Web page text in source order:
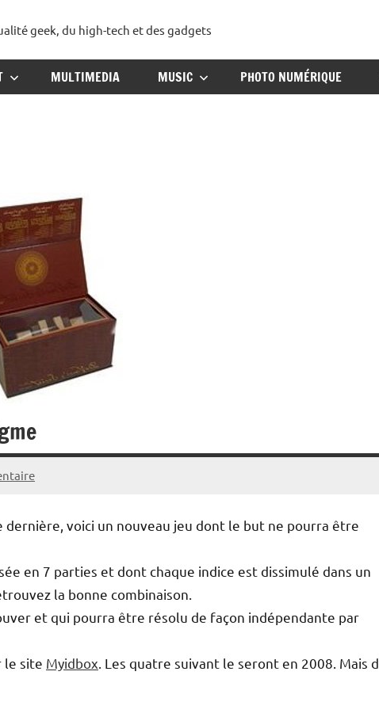
geek, du high-tech et des gadgets
MULTIMEDIA MUSIC PHOTO NUMÉRIQUE
dernière, voici un nouveau jeu dont le but ne pourra être
en 7 parties et dont chaque indice est dissimulé dans un
la bonne combinaison.
et qui pourra être résolu de façon indépendante par
le site Myidbox . Les quatre suivant le seront en 2008. Mais